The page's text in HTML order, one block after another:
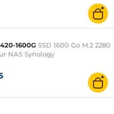
1600G SSD 1600 Go M.2 2280
NAS Synology